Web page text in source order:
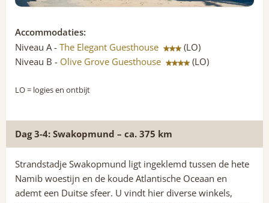
Accommodaties:
Niveau A - The Elegant Guesthouse
(LO)
Niveau B - Olive Grove Guesthouse (LO)
LO= logies en ontbijt
Dag 3-4: Swakopmund – ca. 375 km
Strandstadje Swakopmund ligt ingeklemd tussen de hete
Namib woestijn en de koude Atlantische Oceaan en
ademt een Duitse sfeer. U vindt hier diverse winkels,